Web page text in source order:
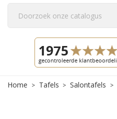
Home Tafels Salontafels